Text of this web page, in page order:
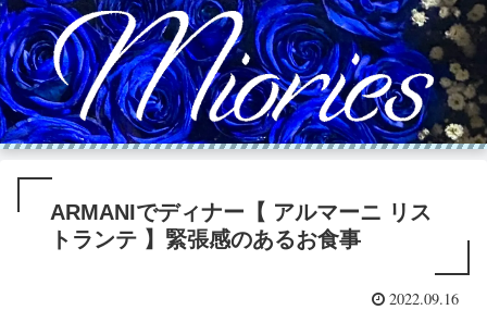
ARMANIでディナー【 アルマーニ リス
トランテ 】緊張感のあるお食事
2022.09.16